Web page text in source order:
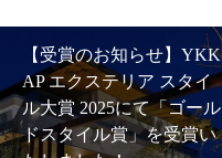
【受賞のお知らせ】YKK
AP エクステリア スタイ
ル大賞 2025にて「ゴール
ドスタイル賞」を受賞い